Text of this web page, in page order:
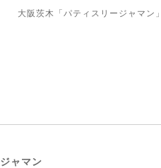
大阪茨木「パティスリージャマン」
ャマン